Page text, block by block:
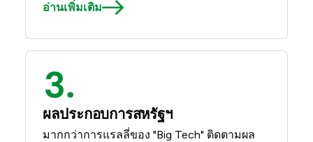
อ่านเพิ่มเติม
ผลประกอบการสหรัฐฯ
มากกว่าการแรลลี่ของ "Big Tech" ติดตามผล